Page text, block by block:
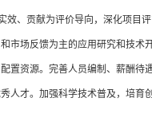
效、贡献为评价导向，深化项目
市场反馈为主的应用研究和技
置资源。完善人员编制、薪酬
人才。加强科学技术普及，培